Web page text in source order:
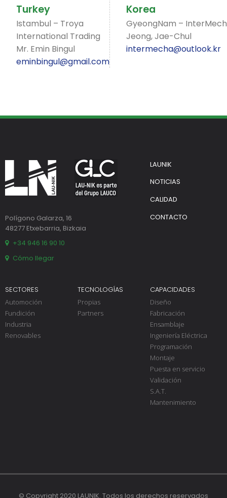
Turkey
Istambul – Troya
International Trading
Mr. Emin Bingul
eminbingul@gmail.com
Korea
GyeongNam –
Jeong, Jae-Chul
intermecha@outlook.kr
Polígono Galarza, 16
48277 Etxebarria, Bizkaia
+34 946 16 90 10
Cómo llegar
LAUNIK
NOTICIAS
CALIDAD
CONTACTO
SECTORES
Automoción
Fundición
Industria
Renovables
TECNOLOGÍAS
Propias
Partners
CAPACIDADES
Diseño
Fabricación
Ensamblaje
Ingeniería Eléctrica
Programación
Montaje
Puesta en servicio
Validación
S.A.T.
Mantenimiento
© Copyright 2020 LAUNIK. Todos los derechos reservados